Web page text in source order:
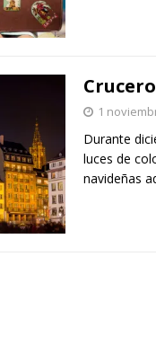
1
Durante
luces de
navideñas